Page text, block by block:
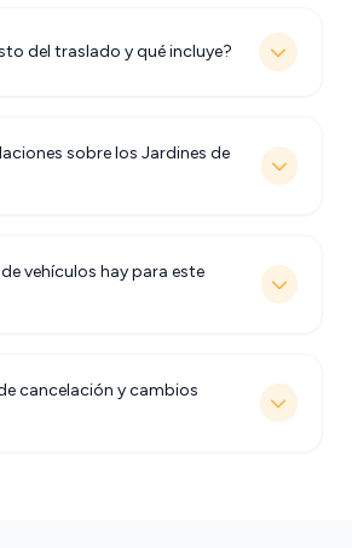
del traslado y qué incluye?
sobre los Jardines de
vehículos hay para este
cancelación y cambios